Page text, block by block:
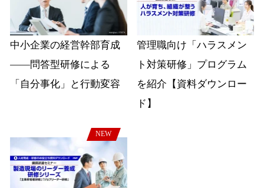
中小企業の経営幹部育成
――問答型研修による
「自分事化」と行動変容
管理職向け「ハラスメン
ト対策研修」プログラム
を紹介【資料ダウンロー
ド】
NEW